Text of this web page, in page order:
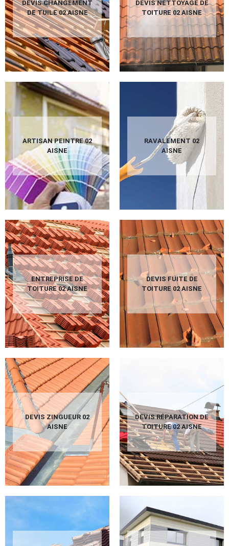
DEVIS CHANGEMENT
DE TUILE 02 AISNE
DEVIS NETTOYAGE DE
TOITURE 02 AISNE
ARTISAN PEINTRE 02
AISNE
RAVALEMENT 02
AISNE
ENTREPRISE DE
TOITURE 02 AISNE
DEVIS FUITE DE
TOITURE 02 AISNE
DEVIS ZINGUEUR 02
AISNE
DEVIS RÉPARATION DE
TOITURE 02 AISNE